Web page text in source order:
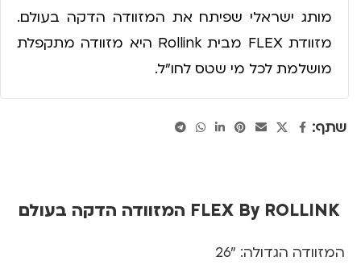
מותג ישראלי שפיתח את המזוודה הדקה בעולם.
מזוודת FLEX מבית Rollink היא מזוודה מתקפלת
מושלמת לכל מי שטס לחו"ל.
שתף:
המזוודה הגדולה: "26